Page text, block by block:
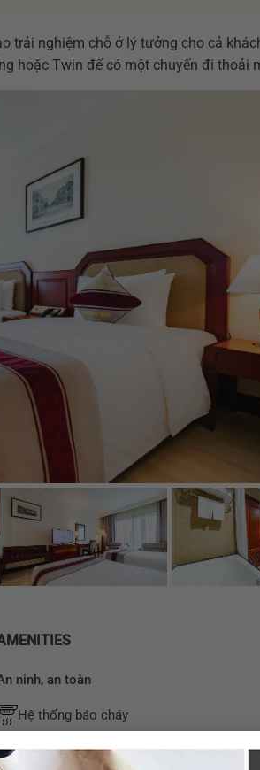
trải nghiệm chỗ ở lý tưởng cho cả
hoặc Twin để có một chuyến đi thoải
ninh, an toàn
Hệ thống báo cháy
Két sắt an toàn